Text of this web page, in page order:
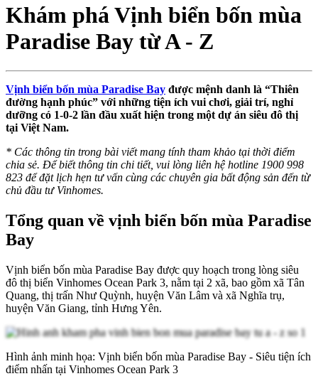
Khám phá Vịnh biển bốn mùa
Paradise Bay từ A - Z
Vịnh biển bốn mùa Paradise Bay được mệnh danh là “Thiên
đường hạnh phúc” với những tiện ích vui chơi, giải trí, nghỉ
dưỡng có 1-0-2 lần đầu xuất hiện trong một dự án siêu đô thị
tại Việt Nam.
* Các thông tin trong bài viết mang tính tham khảo tại thời điểm
chia sẻ. Để biết thông tin chi tiết, vui lòng liên hệ hotline 1900 998
823 để đặt lịch hẹn tư vấn cùng các chuyên gia bất động sản đến từ
chủ đầu tư Vinhomes.
Tổng quan về vịnh biển bốn mùa Paradise
Bay
Vịnh biển bốn mùa Paradise Bay được quy hoạch trong lòng siêu
đô thị biển Vinhomes Ocean Park 3, nằm tại 2 xã, bao gồm xã Tân
Quang, thị trấn Như Quỳnh, huyện Văn Lâm và xã Nghĩa trụ,
huyện Văn Giang, tỉnh Hưng Yên.
Hình ảnh minh họa: Vịnh biển bốn mùa Paradise Bay - Siêu tiện ích
điểm nhấn tại Vinhomes Ocean Park 3